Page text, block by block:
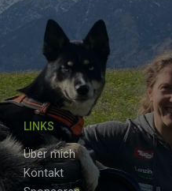
LINKS
Über mich
Kontakt